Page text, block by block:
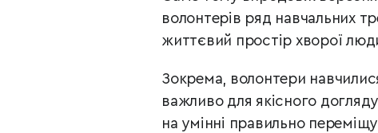
волонтерів ряд навчальних
життєвий простір хворої
Зокрема, волонтери
важливо для якісного
на умінні правильно